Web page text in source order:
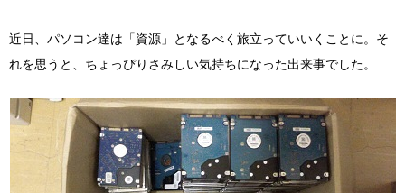
近日、パソコン達は「資源」となるべく旅立っていいくことに。そ
れを思うと、ちょっぴりさみしい気持ちになった出来事でした。